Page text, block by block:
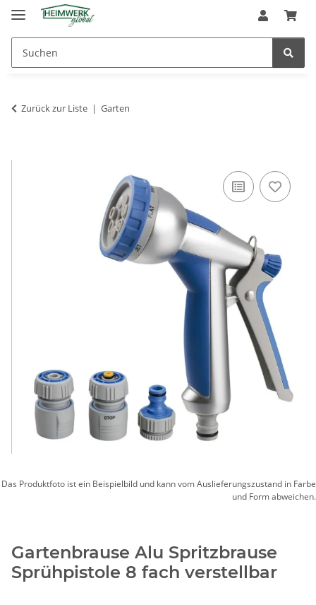
Zurück zur Liste Garten
Das Produktfoto ist ein Beispielbild und kann vom Auslieferungszustand in Farbe
und Form abweichen.
Gartenbrause Alu Spritzbrause
Sprühpistole 8 fach verstellbar